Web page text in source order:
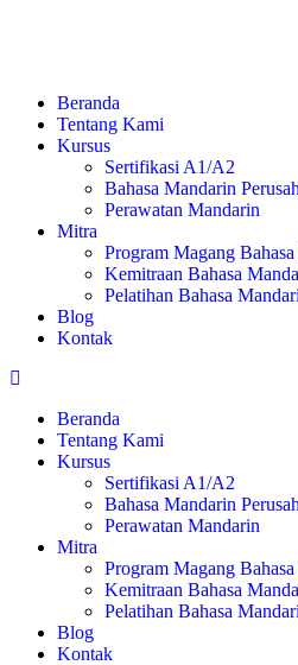
Beranda
Tentang Kami
Kursus
Sertifikasi A1/A2
Bahasa Mandarin
Perawatan Mandarin
Mitra
Program Magang
Kemitraan Bahasa
Pelatihan Bahasa
Blog
Kontak
Beranda
Tentang Kami
Kursus
Sertifikasi A1/A2
Bahasa Mandarin
Perawatan Mandarin
Mitra
Program Magang
Kemitraan Bahasa
Pelatihan Bahasa
Blog
Kontak